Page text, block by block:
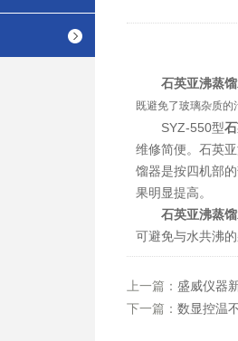
石英亚沸蒸
既避免了玻璃杂质
SYZ-550型
维修简便。石英
馏器是按四机部
果明显提高。
石英亚沸蒸
可避免与水共沸
上一篇： 盛威仪器
下一篇： 数显控温